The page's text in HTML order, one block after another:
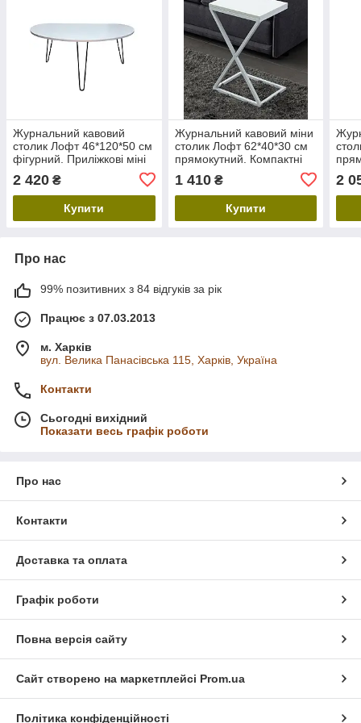
Журнальний кавовий
столик Лофт 46*120*50 см
фігурний. Приліжкові міні
дому та офісу
2 420 ₴
Купити
Журнальний кавовий міни
столик Лофт 62*40*30 см
прямокутний. Компактні
приліжкові столики, меблі
Loft для дому та офісу
1 410₴
Купити
Loft
2
Про нас
99% позитивних з 84 відгуків за рік
Працює з 07.03.2013
м. Харків
вул. Велика Панасівська 115, Харків, Україна
Контакти
Сьогодні вихідний
Показати весь графік роботи
Про нас
Контакти
Доставка та оплата
Графік роботи
Повна версія сайту
Сайт створено на маркетплейсі Prom.ua
Політика конфіденційності